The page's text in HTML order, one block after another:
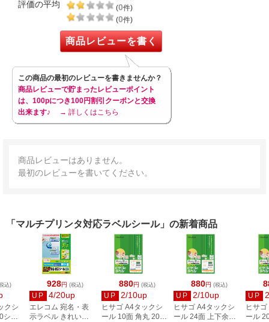
評価の平均
(0件)
(0件)
商品レビューを書く
この商品の最初のレビューを書きませんか？
商品レビューで貯まったレビューポイント
は、100pにつき100円割引クーポンと交換
出来ます♪
→ 詳しくはこちら
商品レビューはありません。
最初のレビューを書いてください。
「マルチプリンタ対応ラベルシール」の新着商品
928円 (税込)
UP 4/20up
エレコム 宛名・表
示ラベル きれい貼
880円 (税込)
UP 2/10up
ヒサゴ A4タックシ
ール 10面 角丸 20シ
880円 (税込)
UP 2/10up
ヒサゴ A4タックシ
ール 24面 上下余白
UP
ヒサ
ール
込)
クシ
シー